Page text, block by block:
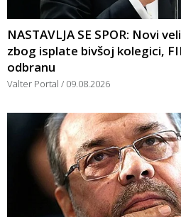
NASTAVLJA SE SPOR: Novi
zbog isplate bivšoj kolegici,
odbranu
Valter Portal 09.08.2026